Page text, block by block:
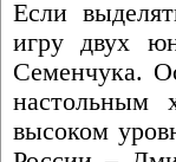
Если
игру двух
Семенчука.
настольным
высоком